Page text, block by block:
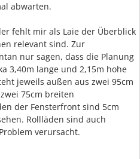
abwarten.
fehlt mir als Laie der Überblick
relevant sind. Zur
nur sagen, dass die Planung
3,40m lange und 2,15m hohe
jeweils außen aus zwei 95cm
75cm breiten
der Fensterfront sind 5cm
Rollläden sind auch
verursacht.